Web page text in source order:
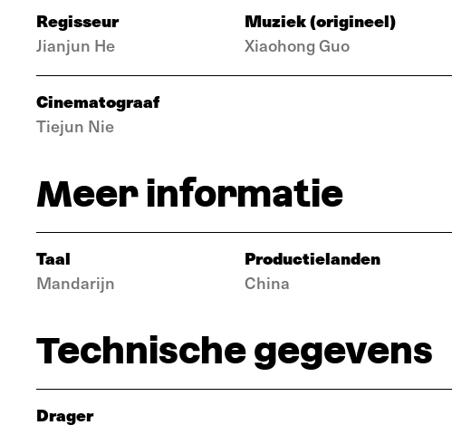
Regisseur
Jianjun He
Muziek (origineel)
Xiaohong Guo
Cinematograaf
Tiejun Nie
Meer informatie
Taal
Mandarijn
Productielanden
China
Technische gegevens
Drager